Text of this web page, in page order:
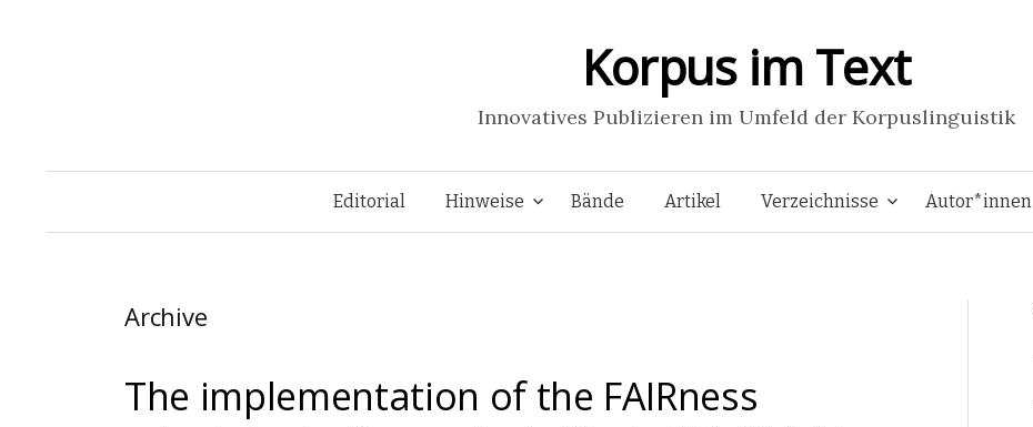
Korpus im Text
Innovatives Publizieren im Umfeld der Korpuslinguistik
Springe
Editorial Hinweise Bände Artikel Verzeichnisse Autor*innen
Archive
The implementation of the FAIRness